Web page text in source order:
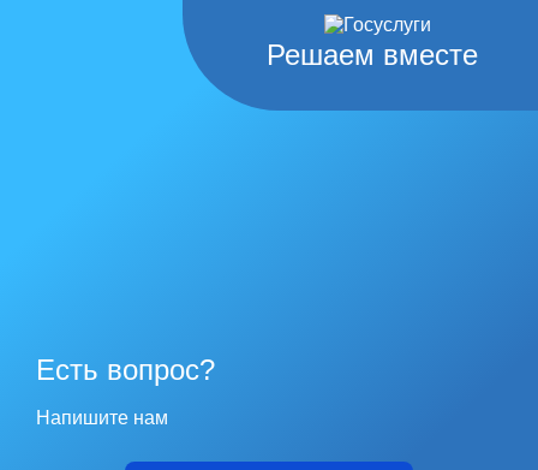
Решаем вместе
Есть вопрос?
Напишите нам